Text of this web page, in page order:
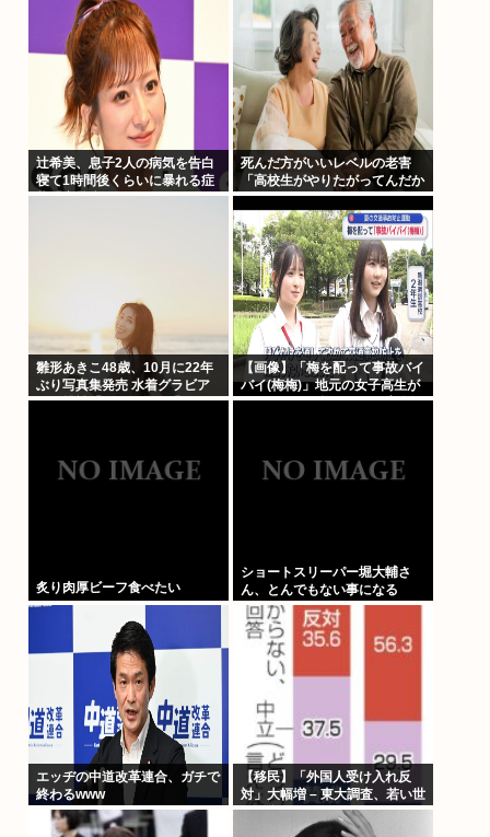
辻希美、息子2人の病気を告白
寝て1時間後くらいに暴れる症
状「夜驚症」にファンからアド
死んだ方がいいレベルの老害
「高校生がやりたがってんだか
ら甲子園でやらせろ！」
雛形あきこ48歳、10月に22年
ぶり写真集発売 水着グラビア
にも挑戦「なんと!!!」「おぉ
【画像】「梅を配って事故バイ
バイ(梅梅)」地元の女子高生が
ドライバーに梅を配って安全運
炙り肉厚ビーフ食べたい
ショートスリーパー堀大輔さ
ん、とんでもない事になる
www
エッヂの中道改革連合、ガチで
終わるwww
【移民】「外国人受け入れ反
対」大幅増 – 東大調査、若い世
代で多く